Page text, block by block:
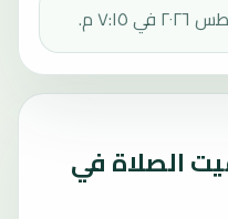
الصلاة في